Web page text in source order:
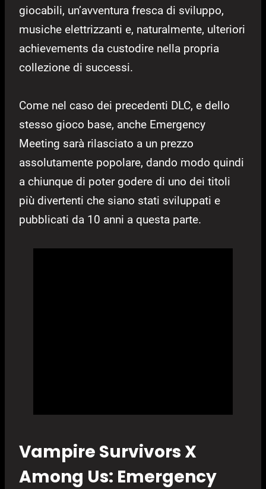
giocabili, un’avventura fresca di sviluppo,
musiche elettrizzanti e, naturalmente, ulteriori
achievements da custodire nella propria
collezione di successi.
Come nel caso dei precedenti DLC, e dello
stesso gioco base, anche Emergency
Meeting sarà rilasciato a un prezzo
assolutamente popolare, dando modo quindi
a chiunque di poter godere di uno dei titoli
più divertenti che siano stati sviluppati e
pubblicati da 10 anni a questa parte.
Vampire Survivors X
Among Us: Emergency